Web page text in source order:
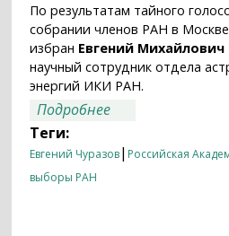
По результатам тайного
собрании членов РАН в
избран Евгений Михайлович
научный сотрудник отдела
энергий ИКИ РАН.
Подробнее
Теги:
Евгений Чуразов| Российская
выборы РАН